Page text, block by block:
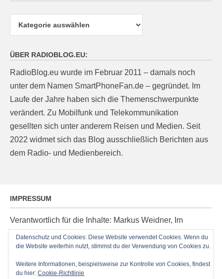
ÜBER RADIOBLOG.EU:
RadioBlog.eu wurde im Februar 2011 – damals noch
unter dem Namen SmartPhoneFan.de – gegründet. Im
Laufe der Jahre haben sich die Themenschwerpunkte
verändert. Zu Mobilfunk und Telekommunikation
gesellten sich unter anderem Reisen und Medien. Seit
2022 widmet sich das Blog ausschließlich Berichten aus
dem Radio- und Medienbereich.
IMPRESSUM
Verantwortlich für die Inhalte: Markus Weidner, Im
Ziegelacker 20, D-63599 Biebergemünd, E-Mail:
post@radioblog.eu
Technik und Administration: Thomas Michel
Datenschutz und Cookies: Diese Website verwendet Cookies. Wenn du
die Website weiterhin nutzt, stimmst du der Verwendung von Cookies zu.
Weitere Informationen, beispielsweise zur Kontrolle von Cookies, findest
du hier: Cookie-Richtlinie